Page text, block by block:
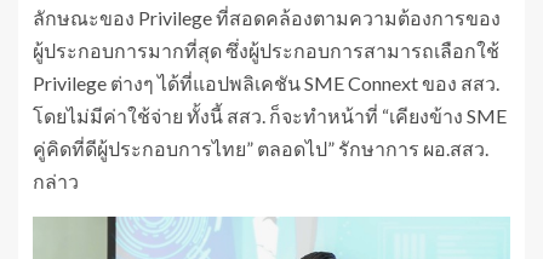
ลักษณะของ Privilege ที่สอดคล้องตามความต้องการของ
ผู้ประกอบการมากที่สุด ซึ่งผู้ประกอบการสามารถเลือกใช้
Privilege ต่างๆ ได้ที่แอปพลิเคชัน SME Connext ของ สสว.
โดยไม่มีค่าใช้จ่าย ทั้งนี้ สสว. ก็จะทำหน้าที่ “เคียงข้าง SME
คู่คิดที่ดีผู้ประกอบการไทย” ตลอดไป” รักษาการ ผอ.สสว.
กล่าว